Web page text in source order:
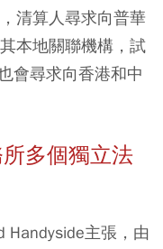
清算人尋求向普華
本地關聯機構，試
會尋求向香港和中
多個獨立法
Handyside主張，由